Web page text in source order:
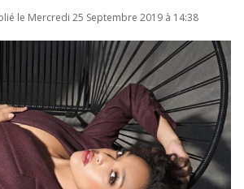
le Mercredi 25 Septembre 2019 à 14:38